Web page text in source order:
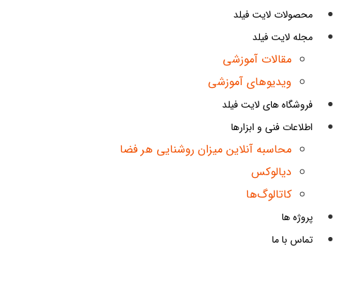
محصولات لایت فیلد
مجله لایت فیلد
مقالات آموزشی
ویدیوهای آموزشی
فروشگاه های لایت فیلد
اطلاعات فنی و ابزارها
محاسبه آنلاین میزان روشنایی هر فضا
دیالوکس
کاتالوگ‌ها
پروژه ها
تماس با ما